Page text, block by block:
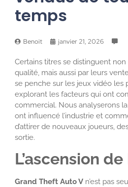
temps
Benoit janvier 21, 2026
Certains titres se distinguent
qualité, mais aussi par leurs
se penche sur les jeux vidéo les
explorant les facteurs qui ont
commercial. Nous analyserons
ont influencé l’industrie et
d’attirer de nouveaux joueurs,
sortie.
L’ascension
Grand Theft Auto V n’est pas